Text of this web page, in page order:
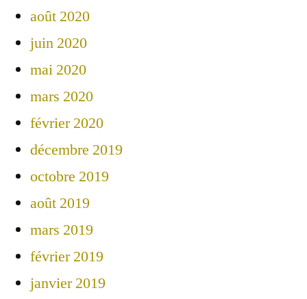
août 2020
juin 2020
mai 2020
mars 2020
février 2020
décembre 2019
octobre 2019
août 2019
mars 2019
février 2019
janvier 2019